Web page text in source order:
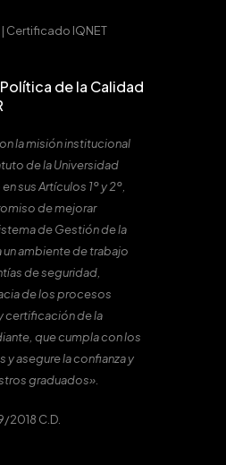
| Certificado IQNET
de la Calidad
la misión institucional
de la Universidad
sus Artículos 1º y 2º,
de mejorar
de Gestión de la
ambiente de trabajo
de seguridad,
de los procesos
certificación de la
que cumpla con los
asegure la confianza y
graduados».
2018 C.D.